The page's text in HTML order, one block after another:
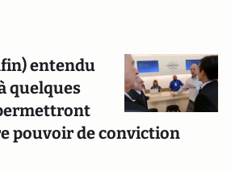
entendu
quelques
pouvoir de conviction